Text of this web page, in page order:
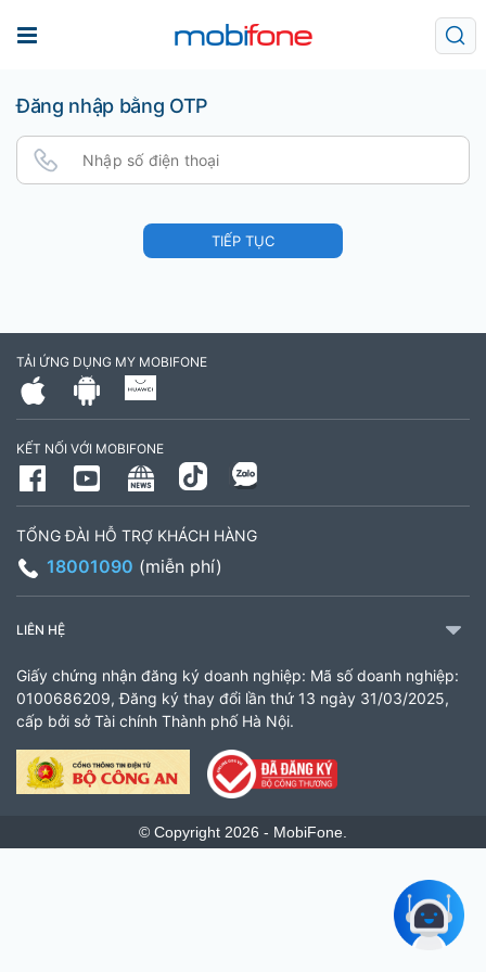
Đăng nhập bằng OTP
TIẾP TỤC
TẢI ỨNG DỤNG MY MOBIFONE
KẾT NỐI VỚI MOBIFONE
TỔNG ĐÀI HỖ TRỢ KHÁCH HÀNG
18001090 (miễn phí)
LIÊN HỆ
Giấy chứng nhận đăng ký doanh nghiệp: Mã số doanh nghiệp:
0100686209, Đăng ký thay đổi lần thứ 13 ngày 31/03/2025,
cấp bởi sở Tài chính Thành phố Hà Nội.
© Copyright 2026 - MobiFone.